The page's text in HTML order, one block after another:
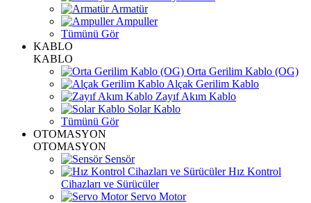
Armatür
Ampuller
Tümünü Gör
KABLO
KABLO
Orta Gerilim Kablo (OG)
Alçak Gerilim Kablo
Zayıf Akım Kablo
Solar Kablo
Tümünü Gör
OTOMASYON
OTOMASYON
Sensör
Hız Kontrol
Cihazları ve Sürücüler
Servo Motor